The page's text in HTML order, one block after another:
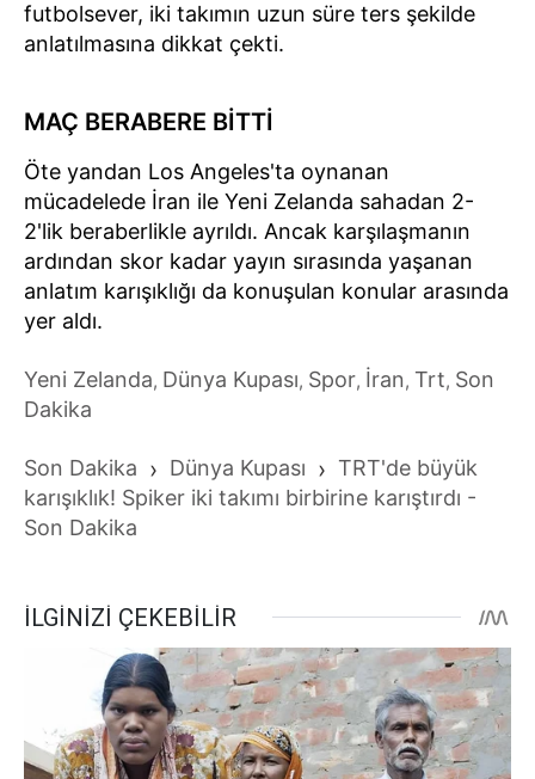
futbolsever, iki takımın uzun süre ters şekilde
anlatılmasına dikkat çekti.
MAÇ BERABERE BİTTİ
Öte yandan Los Angeles'ta oynanan
mücadelede İran ile Yeni Zelanda sahadan 2-
2'lik beraberlikle ayrıldı. Ancak karşılaşmanın
ardından skor kadar yayın sırasında yaşanan
anlatım karışıklığı da konuşulan konular arasında
yer aldı.
Yeni Zelanda, Dünya Kupası, Spor, İran, Trt, Son
Dakika
Son Dakika › Dünya Kupası › TRT'de büyük
karışıklık! Spiker iki takımı birbirine karıştırdı -
Son Dakika